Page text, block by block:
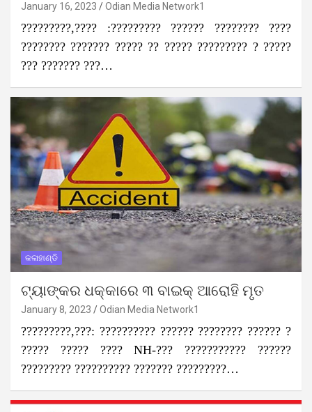
January 16, 2023 Odian Media Network1
?????????,???? :????????? ?????? ???????? ????
???????? ??????? ????? ?? ????? ????????? ? ?????
??? ??????? ???…
କଳାହାଣ୍ଡି
ଟ୍ୟାଙ୍କର ଧକ୍କାରେ ୩ ବାଇକ୍ ଆରୋହି ମୃତ
January 8, 2023 Odian Media Network1
?????????,???: ?????????? ?????? ???????? ?????? ?
????? ????? ???? NH-??? ??????????? ??????
????????? ?????????? ??????? ?????????…